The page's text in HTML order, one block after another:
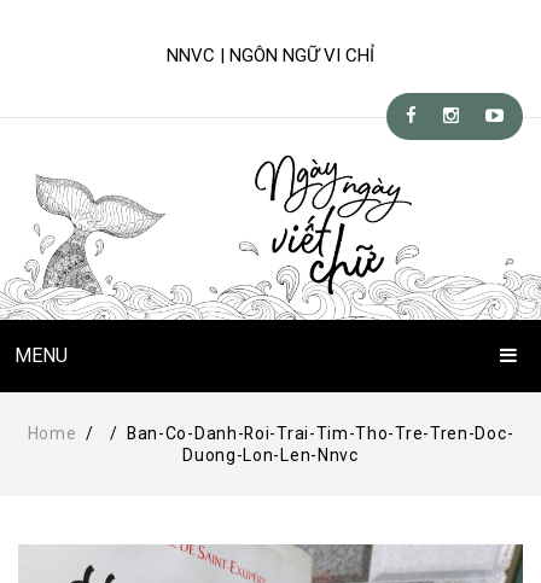
NNVC | NGÔN NGỮ VI CHỈ
MENU
Trang Chủ
Dùng từ đặt câu
Home / /
Ban-Co-Danh-Roi-Trai-Tim-Tho-Tre-Tren-Doc-
Duong-Lon-Len-Nnvc